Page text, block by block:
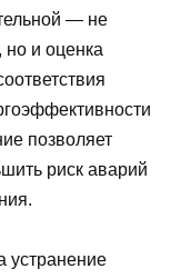
— не
но и оценка
позволяет
риск аварий
устранение